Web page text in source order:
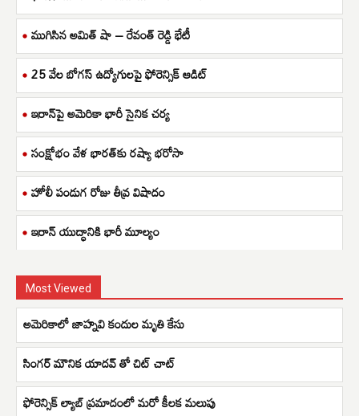
ముగిసిన అమిత్ షా – రేవంత్ రెడ్డి భేటీ
25 వేల బోగస్ ఉద్యోగులపై ఫోరెన్సిక్ ఆడిట్
ఇరాన్‌పై అమెరికా భారీ సైనిక చర్య
సంక్షోభం వేళ భారత్‌కు రష్యా భరోసా
హోలీ పండుగ రోజు తీవ్ర విషాదం
ఇరాన్ యుద్ధానికి భారీ మూల్యం
Most Viewed
అమెరికాలో జాహ్నవి కందుల మృతి కేసు
సింగర్ మౌనిక యాదవ్ తో చిట్ చాట్
ఫోరెన్సిక్ ల్యాబ్ ప్రమాదంలో మరో కీలక మలుపు